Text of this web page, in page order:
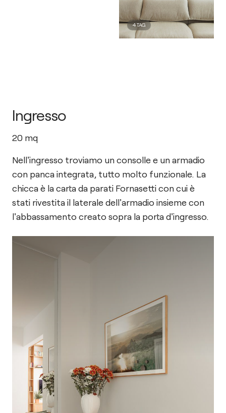
4TAG
Ingresso
20 mq
Nell'ingresso troviamo un consolle e un armadio
con panca integrata, tutto molto funzionale. La
chicca è la carta da parati Fornasetti con cui è
stati rivestita il laterale dell'armadio insieme con
l'abbassamento creato sopra la porta d'ingresso.